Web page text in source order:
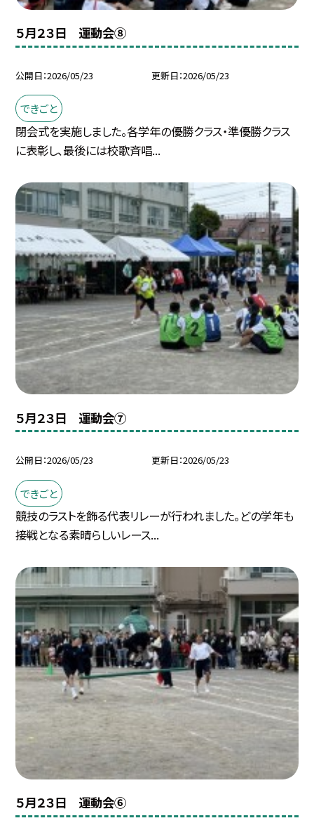
５月２３日 運動会⑧
公開日 2026/05/23 更新日 2026/05/23
できごと
閉会式を実施しました。各学年の優勝クラス・準優勝クラス
に表彰し、最後には校歌斉唱...
５月２３日 運動会⑦
公開日 2026/05/23 更新日 2026/05/23
できごと
競技のラストを飾る代表リレーが行われました。どの学年も
接戦となる素晴らしいレース...
５月２３日 運動会⑥